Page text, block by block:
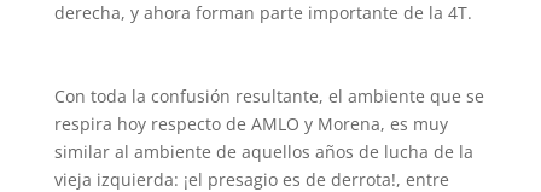
derecha, y ahora forman parte importante de la 4T.
Con toda la confusión resultante, el ambiente que se
respira hoy respecto de AMLO y Morena, es muy
similar al ambiente de aquellos años de lucha de la
vieja izquierda: ¡el presagio es de derrota!, entre